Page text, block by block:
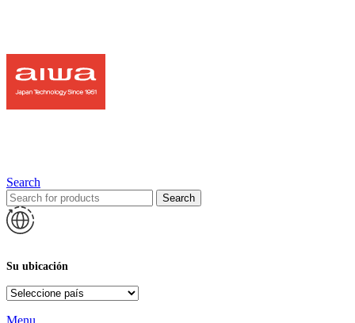
Search
Search
Su ubicación
Menu